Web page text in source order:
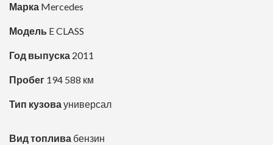
Марка Mercedes
Модель E CLASS
Год выпуска 2011
Пробег 194 588 км
Тип кузовауниверсал
Вид топлива бензин